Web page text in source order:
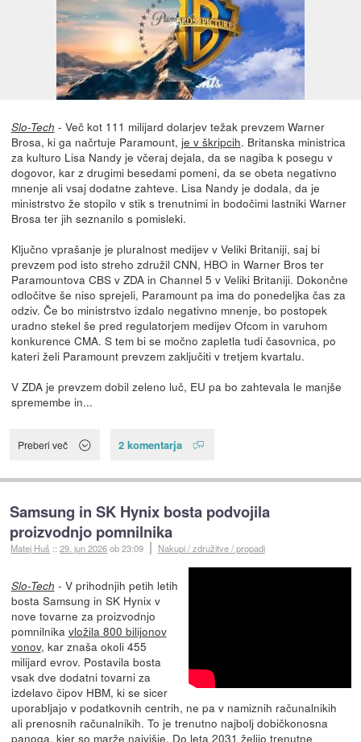
Slo-Tech - Več kot 111 milijard dolarjev težak prevzem Warner
Brosa, ki ga načrtuje Paramount, je v škripcih. Britanska ministrica
za kulturo Lisa Nandy je včeraj dejala, da se nagiba k posegu v
dogovor, kar z drugimi besedami pomeni, da se obeta negativno
mnenje ali vsaj dodatne zahteve. Lisa Nandy je dodala, da je
ministrstvo že stopilo v stik s trenutnimi in bodočimi lastniki Warner
Brosa ter jih seznanilo s pomisleki.
Ključno vprašanje je pluralnost medijev v Veliki Britaniji, saj bi
prevzem pod isto streho združil CNN, HBO in Warner Bros ter
Paramountova CBS v ZDA in Channel 5 v Veliki Britaniji. Dokončne
odločitve še niso sprejeli, Paramount pa ima do ponedeljka čas za
odziv. Če bo ministrstvo izdalo negativno mnenje, bo postopek
uradno stekel še pred regulatorjem medijev Ofcom in varuhom
konkurence CMA. S tem bi se močno zapletla tudi časovnica, po
kateri želi Paramount prevzem zaključiti v tretjem kvartalu.
V ZDA je prevzem dobil zeleno luč, EU pa bo zahtevala le manjše
spremembe in...
Preberi več 2 komentarja
Samsung in SK Hynix bosta podvojila
proizvodnjo pomnilnika
Matej Huš ::29. jun 2026ob 23:09 Nakupi / združitve / propadi
Slo-Tech - V prihodnjih petih letih
bosta Samsung in SK Hynix v
nove tovarne za proizvodnjo
pomnilnika vložila 800 bilijonov
vonov, kar znaša okoli 455
milijard evrov. Postavila bosta
vsak dve dodatni tovarni za
izdelavo čipov HBM, ki se sicer
uporabljajo v podatkovnih centrih, ne pa v namiznih računalnikih
ali prenosnih računalnikih. To je trenutno najbolj dobičkonosna
panoga, kjer so marže najvišje. Do leta 2031 želijo trenutne